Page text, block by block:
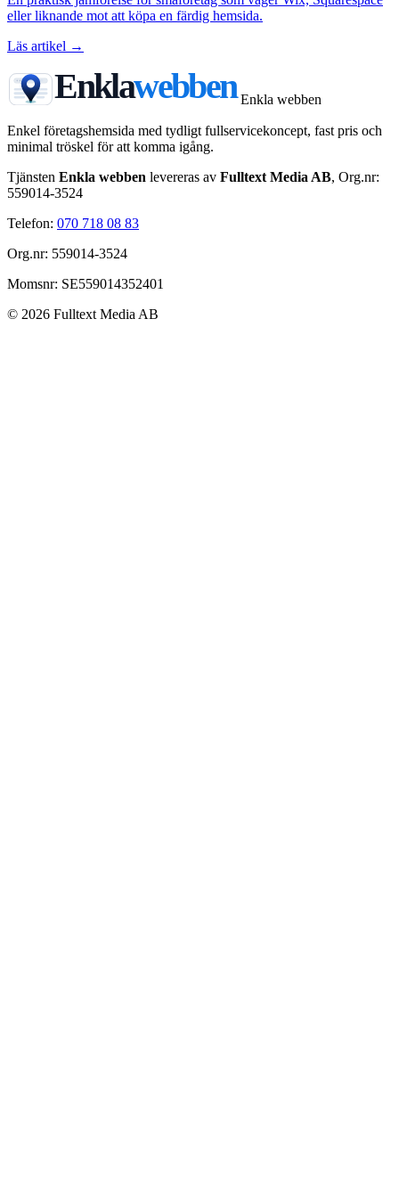
eller liknande mot att köpa en färdig hemsida.
Läs artikel →
Enklawebben Enkla webben
Enkel företagshemsida med tydligt fullservicekoncept, fast pris och
minimal tröskel för att komma igång.
Tjänsten Enkla webben levereras av Fulltext Media AB, Org.nr:
559014-3524
Telefon: 070 718 08 83
Org.nr: 559014-3524
Momsnr: SE559014352401
© 2026 Fulltext Media AB